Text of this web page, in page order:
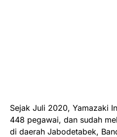
Sejak Juli 2020, Yamazaki
448 pegawai, dan sudah
di daerah Jabodetabek,